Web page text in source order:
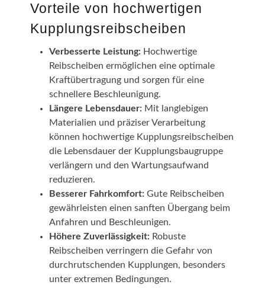
Vorteile von hochwertigen
Kupplungsreibscheiben
Verbesserte Leistung: Hochwertige
Reibscheiben ermöglichen eine optimale
Kraftübertragung und sorgen für eine
schnellere Beschleunigung.
Längere Lebensdauer: Mit langlebigen
Materialien und präziser Verarbeitung
können hochwertige Kupplungsreibscheiben
die Lebensdauer der Kupplungsbaugruppe
verlängern und den Wartungsaufwand
reduzieren.
Besserer Fahrkomfort: Gute Reibscheiben
gewährleisten einen sanften Übergang beim
Anfahren und Beschleunigen.
Höhere Zuverlässigkeit: Robuste
Reibscheiben verringern die Gefahr von
durchrutschenden Kupplungen, besonders
unter extremen Bedingungen.